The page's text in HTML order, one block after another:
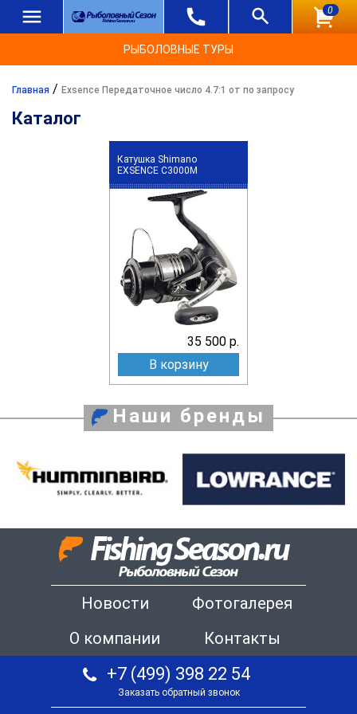
0
РЫБОЛОВНЫЕ ТУРЫ
Главная / Exsence Передаточное число 4.7:1 от по запросу
Каталог
Катушка Shimano
EXSENCE C3000M
35 500 р.
В корзину
Наши бренды
Новости
Фотогалерея
О компании
Контакты
+7 (499) 398 22 54
Заказать обратный звонок